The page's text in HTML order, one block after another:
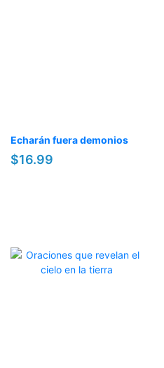
Echarán fuera demonios
$16.99